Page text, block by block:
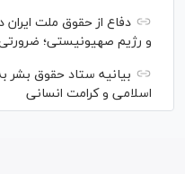
دفاع از حقوق ملت
و رژیم صهیونیستی؛
بیانیه ستاد حقوق بشر
اسلامی و کرامت انسانی